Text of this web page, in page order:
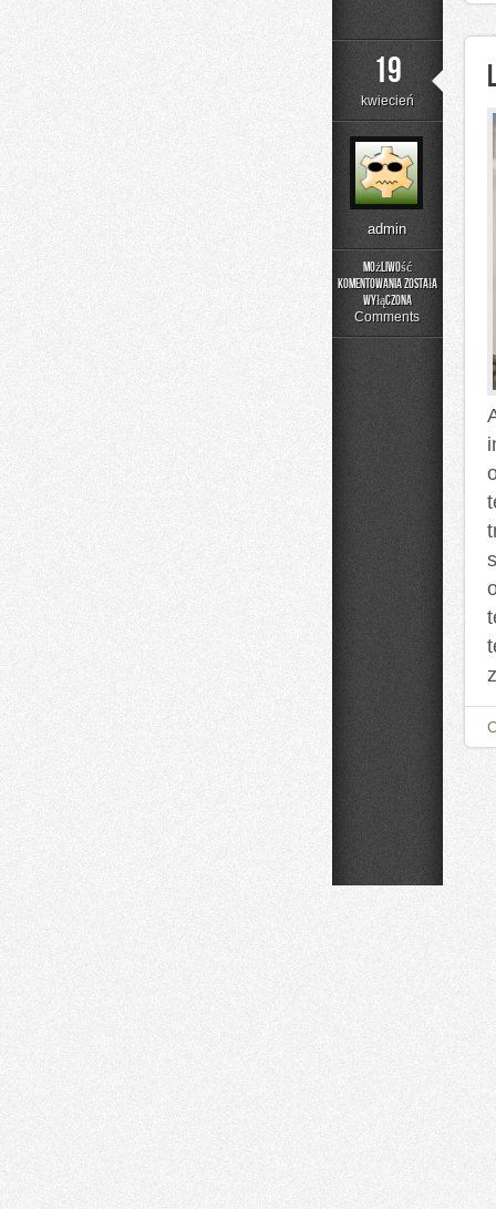
19
kwiecień
admin
Możliwość
komentowania
Premium
została
wyłączona
Comments